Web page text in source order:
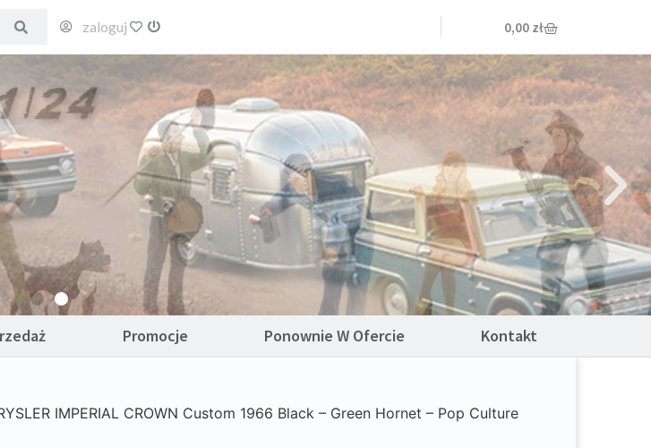
zaloguj ulubione 0,00 zł
Promocje Ponownie W Ofercie Kontakt
IMPERIAL CROWN Custom 1966 Black – Green Hornet – Pop Culture